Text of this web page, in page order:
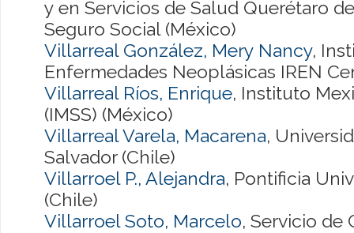
y en Servicios de Salud Querétaro
Seguro Social (México)
Villarreal González, Mery Nancy,
Enfermedades Neoplásicas IREN
Villarreal Ríos, Enrique, Instituto
(IMSS) (México)
Villarreal Varela, Macarena,
Salvador (Chile)
Villarroel P., Alejandra, Pontificia
(Chile)
Villarroel Soto, Marcelo, Servicio de